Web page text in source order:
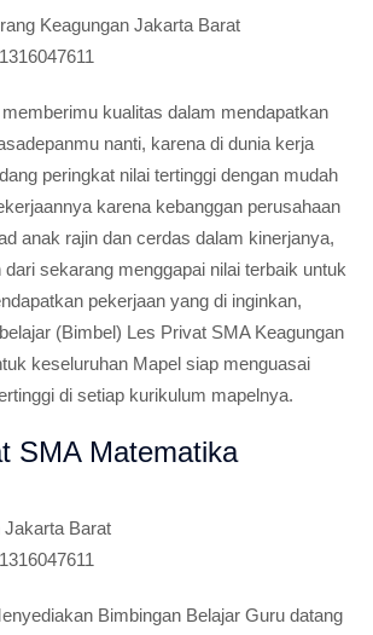
Keagungan Jakarta Barat
kualitas dalam mendapatkan
nanti, karena di dunia kerja
peringkat nilai tertinggi dengan mudah
karena kebanggan perusahaan
anak rajin dan cerdas dalam kinerjanya,
dari sekarang menggapai nilai terbaik untuk
pekerjaan yang di inginkan,
(Bimbel) Les Privat SMA Keagungan
keseluruhan Mapel siap menguasai
di setiap kurikulum mapelnya.
SMA Matematika
Jakarta Barat
Bimbingan Belajar Guru datang